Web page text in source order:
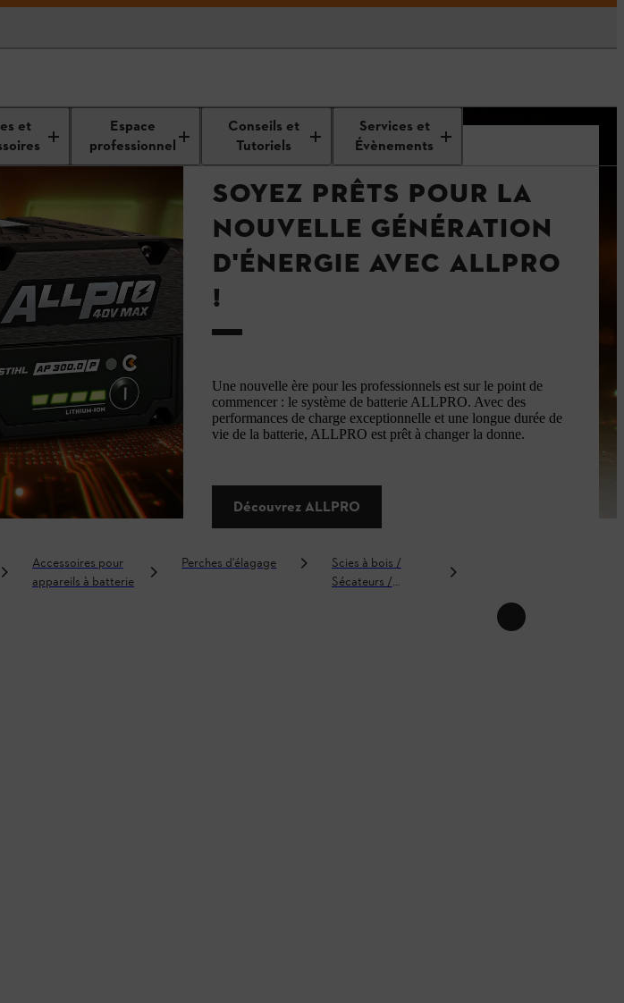
et
Espace
professionnel
Conseils et
Tutoriels
Services et
Évènements
SOYEZ PRÊTS POUR LA
NOUVELLE GÉNÉRATION
D'ÉNERGIE AVEC ALLPRO
!
Une nouvelle ère pour les professionnels est sur le point de
commencer : le système de batterie ALLPRO. Avec des
performances de charge exceptionnelle et une longue durée de
vie de la batterie, ALLPRO est prêt à changer la donne.
Découvrez ALLPRO
Accessoires pour
appareils à batterie
Perches d'élagage
Scies à bois /
Sécateurs /